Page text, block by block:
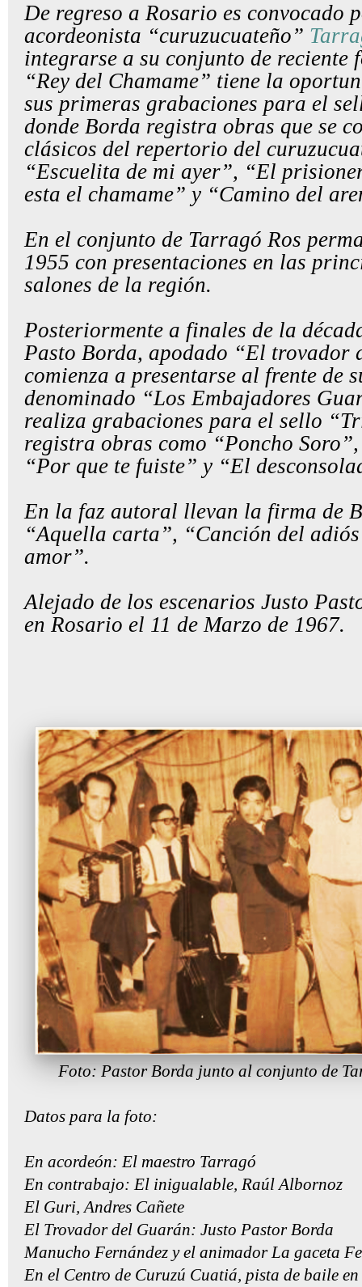
De regreso a Rosario es convocado
acordeonista “curuzucuateño”
integrarse a su conjunto de reciente
“Rey del Chamame” tiene la
sus primeras grabaciones para el
donde Borda registra obras que se
clásicos del repertorio del
“Escuelita de mi ayer”, “El
esta el chamame” y “Camino del
En el conjunto de Tarragó Ros
1955 con presentaciones en las
salones de la región.
Posteriormente a finales de la
Pasto Borda, apodado “El trovador
comienza a presentarse al frente de
denominado “Los Embajadores
realiza grabaciones para el sello
registra obras como “Poncho
“Por que te fuiste” y “El
En la faz autoral llevan la firma de
“Aquella carta”, “Canción del
amor”.
Alejado de los escenarios Justo
en Rosario el 11 de Marzo de 1967.
Foto: Pastor Borda junto al conjunto de
Datos para la foto:
En acordeón: El maestro Tarragó
En contrabajo: El inigualable, Raúl Albornoz
El Guri, Andres Cañete
El Trovador del Guarán: Justo Pastor Borda
Manucho Fernández y el animador La gaceta
En el Centro de Curuzú Cuatiá, pista de baile